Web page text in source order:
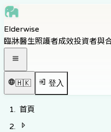
Skip to navigation
Skip to footer
Elderwise
臨牀醫生照護者成效投資者與
🇭🇰 登入
首頁